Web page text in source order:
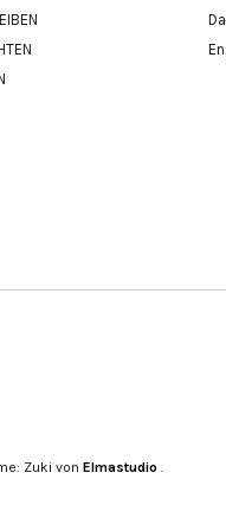
Zuki von Elmastudio